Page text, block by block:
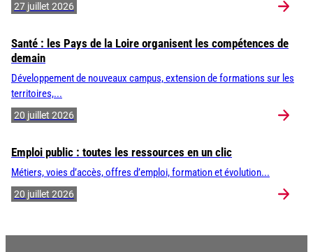
27 juillet 2026
Santé : les Pays de la Loire organisent les compétences de
demain
Développement de nouveaux campus, extension de formations sur les
territoires,...
20 juillet 2026
Emploi public : toutes les ressources en un clic
Métiers, voies d’accès, offres d’emploi, formation et évolution...
20 juillet 2026